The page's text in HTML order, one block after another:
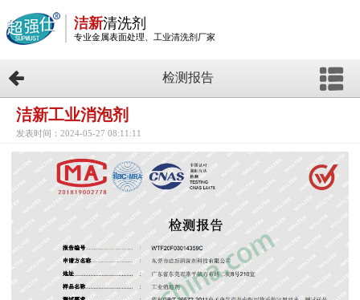
洁新清洗剂
专业金属表面处理、工业清洗剂厂家
检测报告
洁新工业消泡剂
发表时间：2024-05-27 08:11:11